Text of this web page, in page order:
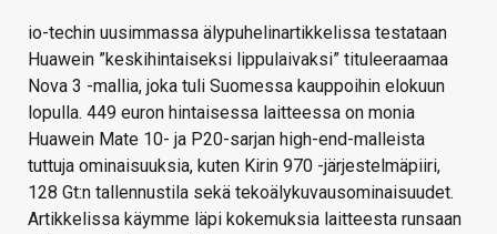
io-techin uusimmassa älypuhelinartikkelissa testataan
Huawein ”keskihintaiseksi lippulaivaksi” tituleeraamaa
Nova 3 -mallia, joka tuli Suomessa kauppoihin elokuun
lopulla. 449 euron hintaisessa laitteessa on monia
Huawein Mate 10- ja P20-sarjan high-end-malleista
tuttuja ominaisuuksia, kuten Kirin 970 -järjestelmäpiiri,
128 Gt:n tallennustila sekä tekoälykuvausominaisuudet.
Artikkelissa käymme läpi kokemuksia laitteesta runsaan